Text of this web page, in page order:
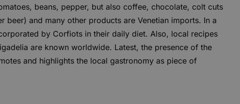
beans, pepper, but also coffee, chocolate, colt cuts
and many other products are Venetian imports. In a
by Corfiots in their daily diet. Also, local recipes
are known worldwide. Latest, the presence of the
and highlights the local gastronomy as piece of